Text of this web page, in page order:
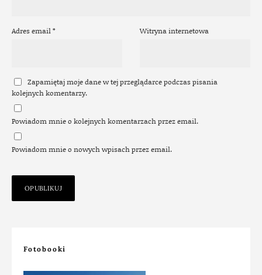
Adres email* Witryna internetowa
Zapamiętaj moje dane w tej przeglądarce podczas pisania
kolejnych komentarzy.
Powiadom mnie o kolejnych komentarzach przez email.
Powiadom mnie o nowych wpisach przez email.
Fotobooki